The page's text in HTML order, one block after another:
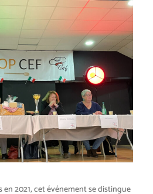
en 2021, cet événement se distingue